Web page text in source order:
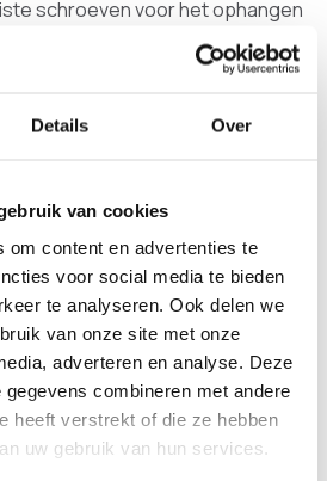
Details Over
van cookies
om content en advertenties te
voor social media te bieden
te analyseren. Ook delen we
van onze site met onze
adverteren en analyse. Deze
combineren met andere
heeft verstrekt of die ze hebben
uw gebruik van hun services.
schroeven voor het ophangen
een eenvoudige taak.
kapstok de passende
en geschikt voor gebruik met
plug de stevigheid van de
en bouten aan te passen.
een chemisch anker te
een alternatieve
te overwegen. In de meeste
anker in combinatie met
Aangezien er verschillende
zijn, is het belangrijk om
van het gekozen chemische
je ermee aan de slag gaat.